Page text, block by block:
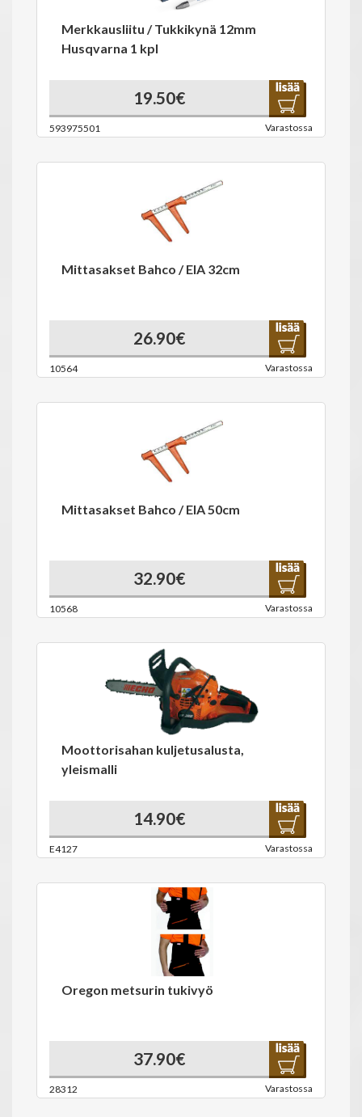
Merkkausliitu / Tukkikynä 12mm
Husqvarna 1 kpl
19.50€
593975501 Varastossa
Mittasakset Bahco / EIA 32cm
26.90€
10564 Varastossa
Mittasakset Bahco / EIA 50cm
32.90€
10568 Varastossa
Moottorisahan kuljetusalusta,
yleismalli
14.90€
E4127 Varastossa
Oregon metsurin tukivyö
37.90€
28312 Varastossa